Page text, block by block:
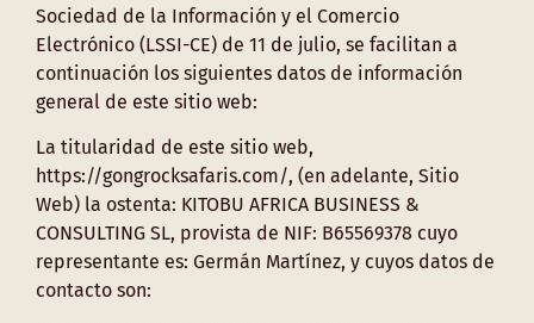
Sociedad de la Información y el Comercio
Electrónico (LSSI-CE) de 11 de julio, se facilitan a
continuación los siguientes datos de información
general de este sitio web:
La titularidad de este sitio web,
https://gongrocksafaris.com/, (en adelante, Sitio
Web) la ostenta: KITOBU AFRICA BUSINESS &
CONSULTING SL, provista de NIF: B65569378 cuyo
representante es: Germán Martínez, y cuyos datos de
contacto son: